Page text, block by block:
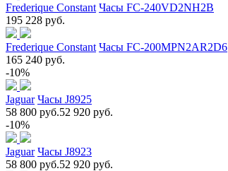
Frederique Constant Часы FC-240VD2NH2B
195 228 руб.
Frederique Constant Часы FC-200MPN2AR2D6
165 240 руб.
-10%
Jaguar Часы J8925
58 800 руб.52 920 руб.
-10%
Jaguar Часы J8923
58 800 руб.52 920 руб.